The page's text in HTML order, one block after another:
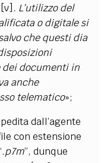
. L’utilizzo del
o digitale si
che questi dia
documenti in
anche
telematico»;
dall’agente
con estensione
.p7m”, dunque